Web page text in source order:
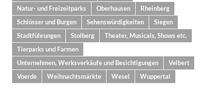
Natur- und Freizeitparks
Oberhausen
Rheinberg
Schlösser und Burgen
Sehenswürdigkeiten
Siegen
Stadtführungen
Stolberg
Theater, Musicals, Shows etc.
Tierparks und Farmen
Unternehmen, Werksverkäufe und Besichtigungen
Velbert
Voerde
Weihnachtsmärkte Wesel Wuppertal